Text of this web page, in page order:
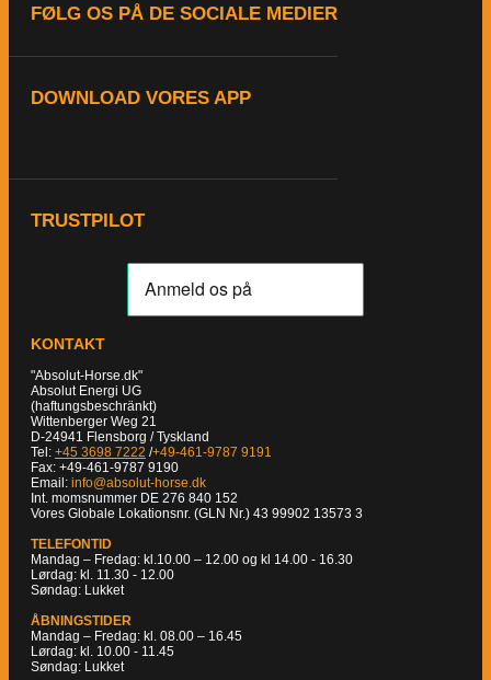
FØLG OS PÅ DE SOCIALE MEDIER
DOWNLOAD VORES APP
TRUSTPILOT
KONTAKT
"Absolut-Horse.dk"
Absolut Energi UG
(haftungsbeschränkt)
Wittenberger Weg 21
D-24941 Flensborg / Tyskland
Tel: +45 3698 7222 /+49-461-9787 9191
Fax: +49-461-9787 9190
Email: info@absolut-horse.dk
Int. momsnummer DE 276 840 152
Vores Globale Lokationsnr. (GLN Nr.) 43 99902 13573 3
TELEFONTID
Mandag – Fredag: kl.10.00 – 12.00 og kl 14.00 - 16.30
Lørdag: kl. 11.30 - 12.00
Søndag: Lukket
ÅBNINGSTIDER
Mandag – Fredag: kl. 08.00 – 16.45
Lørdag: kl. 10.00 - 11.45
Søndag: Lukket